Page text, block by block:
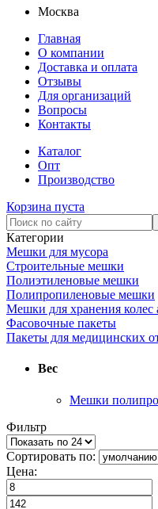
Москва
Главная
О компании
Доставка и оплата
Отзывы
Для организаций
Вопросы
Контакты
Каталог
Опт
Производство
Корзина пуста
Категории
Мешки для мусора
Строительные мешки
Полиэтиленовые мешки
Полипропиленовые мешки
Мешки для хранения колес
Фасовочные пакеты
Пакеты для медицинских
Вес
Мешки
Фильтр
Сортировать по:
Цена: